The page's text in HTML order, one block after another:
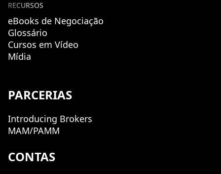
RECURSOS
eBooks de Negociação
Glossário
Cursos em Vídeo
Mídia
PARCERIAS
Introducing Brokers
MAM/PAMM
CONTAS